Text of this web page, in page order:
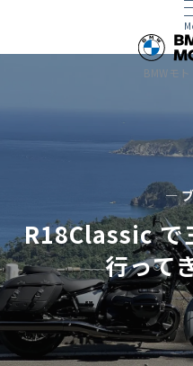
BMWモ
—
R18Classic で
行って